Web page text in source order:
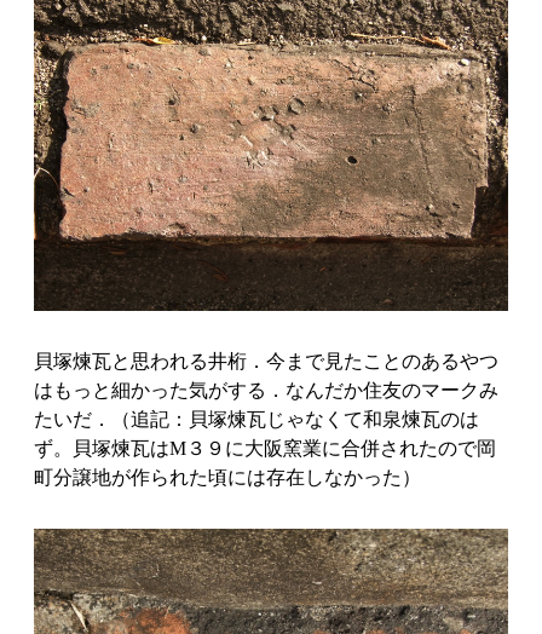
貝塚煉瓦と思われる井桁．今まで見たことのあるやつ
はもっと細かった気がする．なんだか住友のマークみ
たいだ．（追記：貝塚煉瓦じゃなくて和泉煉瓦のは
ず。貝塚煉瓦はM３９に大阪窯業に合併されたので岡
町分譲地が作られた頃には存在しなかった）